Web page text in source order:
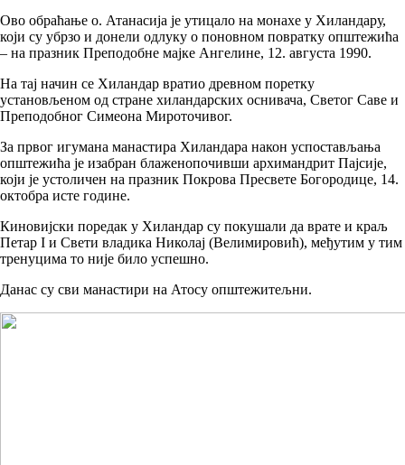
Ово обраћање о. Атанасија је утицало на монахе у Хиландару,
који су убрзо и донели одлуку о поновном повратку општежића
– на празник Преподобне мајке Ангелине, 12. августа 1990.
На тај начин се Хиландар вратио древном поретку
установљеном од стране хиландарских оснивача, Светог Саве и
Преподобног Симеона Мироточивог.
За првог игумана манастира Хиландара након успостављања
општежића је изабран блаженопочивши архимандрит Пајсије,
који је устоличен на празник Покрова Пресвете Богородице, 14.
октобра исте године.
Киновијски поредак у Хиландар су покушали да врате и краљ
Петар I и Свети владика Николај (Велимировић), међутим у тим
тренуцима то није било успешно.
Данас су сви манастири на Атосу општежитељни.